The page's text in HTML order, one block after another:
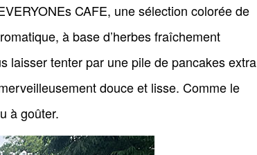
CAFE, une sélection colorée de
à base d’herbes fraîchement
laisser tenter par une pile de pancakes extra
douce et lisse. Comme le
à goûter.